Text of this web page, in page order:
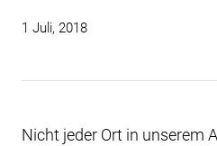
1 Juli, 2018
Nicht jeder Ort in unserem